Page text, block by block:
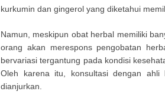
kurkumin dan gingerol yang diketahui
Namun, meskipun obat herbal memiliki
orang akan merespons pengobatan
bervariasi tergantung pada kondisi
Oleh karena itu, konsultasi dengan ahli
dianjurkan.